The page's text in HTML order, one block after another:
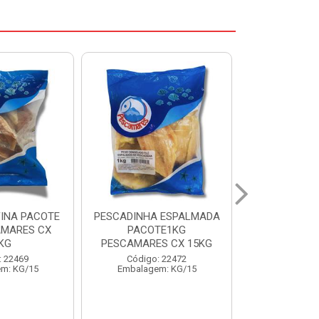
CX 15KG
22472
KG/15
FILE DE PANGA PREMIUM
PACOTE 1KG CAIXA 10KG
Código: 20021
Embalagem: KG/10